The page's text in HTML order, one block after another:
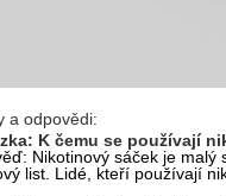
a odpovědi:
K čemu se používají
Nikotinový sáček je malý
list. Lidé, kteří používají